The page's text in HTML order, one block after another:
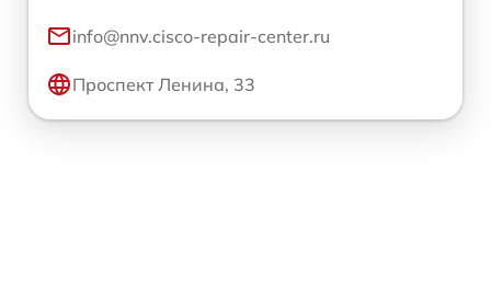
info@nnv.cisco-repair-center.ru
Проспект Ленина, 33